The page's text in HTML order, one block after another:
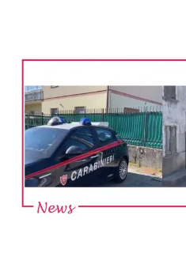
News Musica
News Spettacolo
Benessere